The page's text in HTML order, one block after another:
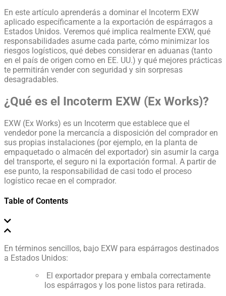
En este artículo aprenderás a dominar el Incoterm EXW
aplicado específicamente a la exportación de espárragos a
Estados Unidos. Veremos qué implica realmente EXW, qué
responsabilidades asume cada parte, cómo minimizar los
riesgos logísticos, qué debes considerar en aduanas (tanto
en el país de origen como en EE. UU.) y qué mejores prácticas
te permitirán vender con seguridad y sin sorpresas
desagradables.
¿Qué es el Incoterm EXW (Ex Works)?
EXW (Ex Works) es un Incoterm que establece que el
vendedor pone la mercancía a disposición del comprador en
sus propias instalaciones (por ejemplo, en la planta de
empaquetado o almacén del exportador) sin asumir la carga
del transporte, el seguro ni la exportación formal. A partir de
ese punto, la responsabilidad de casi todo el proceso
logístico recae en el comprador.
Table of Contents
En términos sencillos, bajo EXW para espárragos destinados
a Estados Unidos:
El exportador prepara y embala correctamente
los espárragos y los pone listos para retirada.